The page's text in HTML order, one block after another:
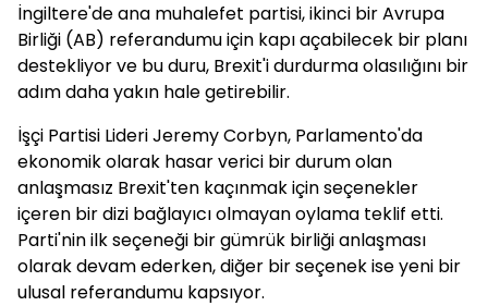
İngiltere'de ana muhalefet partisi, ikinci bir Avrupa
Birliği (AB) referandumu için kapı açabilecek bir planı
destekliyor ve bu duru, Brexit'i durdurma olasılığını bir
adım daha yakın hale getirebilir.
İşçi Partisi Lideri Jeremy Corbyn, Parlamento'da
ekonomik olarak hasar verici bir durum olan
anlaşmasız Brexit'ten kaçınmak için seçenekler
içeren bir dizi bağlayıcı olmayan oylama teklif etti.
Parti'nin ilk seçeneği bir gümrük birliği anlaşması
olarak devam ederken, diğer bir seçenek ise yeni bir
ulusal referandumu kapsıyor.